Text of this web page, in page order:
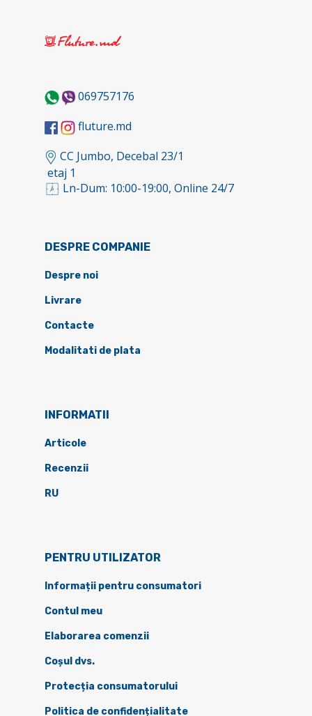
069757176
fluture.md
CC Jumbo, Decebal 23/1
etaj 1
Ln-Dum: 10:00-19:00, Online 24/7
DESPRE COMPANIE
Despre noi
Livrare
Contacte
Modalitati de plata
INFORMATII
Articole
Recenzii
RU
PENTRU UTILIZATOR
Informații pentru consumatori
Contul meu
Elaborarea comenzii
Coșul dvs.
Protecția consumatorului
Politica de confidențialitate